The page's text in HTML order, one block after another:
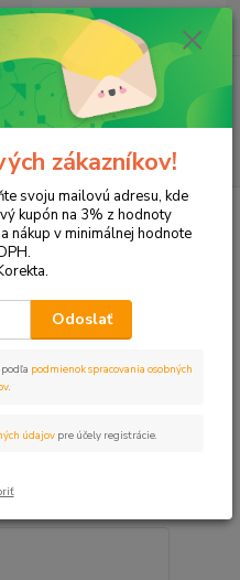
Hľadať
ks
za 0,00 EUR
Hewlett Packard
HP DeskJet
4678
zákazníkov!
svoju mailovú adresu, kde
kupón na 3% z hodnoty
nákup v minimálnej hodnote
Odoslať
podmienok spracovania osobných
.
údajov pre účely registrácie.